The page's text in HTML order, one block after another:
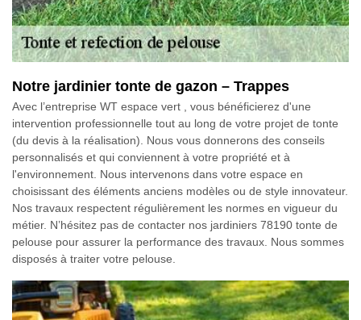
Notre jardinier tonte de gazon – Trappes
Avec l’entreprise WT espace vert , vous bénéficierez d'une
intervention professionnelle tout au long de votre projet de tonte
(du devis à la réalisation). Nous vous donnerons des conseils
personnalisés et qui conviennent à votre propriété et à
l'environnement. Nous intervenons dans votre espace en
choisissant des éléments anciens modèles ou de style innovateur.
Nos travaux respectent régulièrement les normes en vigueur du
métier. N’hésitez pas de contacter nos jardiniers 78190 tonte de
pelouse pour assurer la performance des travaux. Nous sommes
disposés à traiter votre pelouse.